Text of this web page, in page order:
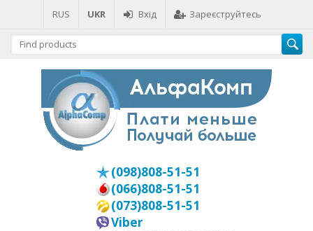
RUS UKR Вхід Зареєструйтесь
(098)808-51-51
(066)808-51-51
(073)808-51-51
Viber